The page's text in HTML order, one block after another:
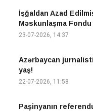
İşğaldan Azad
Məskunlaşma Fondu
23-07-2026, 14:37
Azərbaycan
yaş!
22-07-2026, 11:58
Paşinyanın